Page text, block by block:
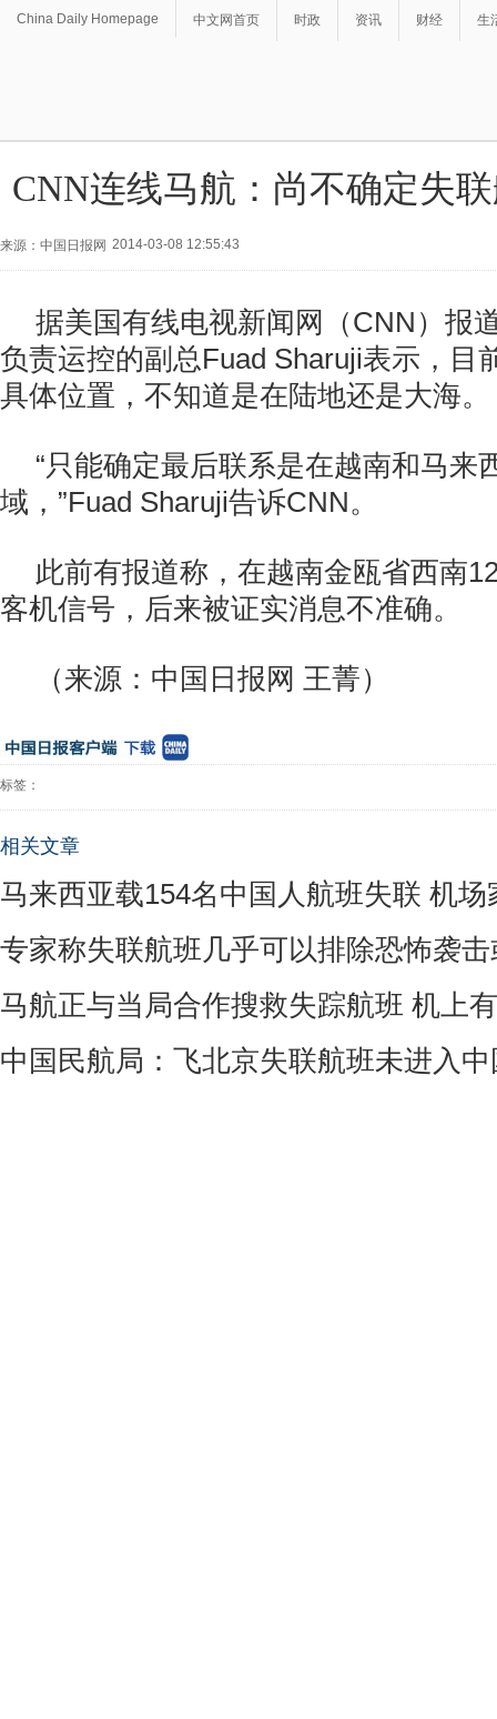
China Daily Homepage 中文网首页 时政 资讯 财经 生
CNN连线马航：尚不确定失
来源：中国日报网 2014-03-08 12:55:43
据美国有线电视新闻网（CNN）报
负责运控的副总Fuad Sharuji表示，目
具体位置，不知道是在陆地还是大海。
“只能确定最后联系是在越南和马来
域，”Fuad Sharuji告诉CNN。
此前有报道称，在越南金瓯省西南
客机信号，后来被证实消息不准确。
（来源：中国日报网 王菁）
标签：
相关文章
马来西亚载154名中国人航班失联 机
专家称失联航班几乎可以排除恐怖袭
马航正与当局合作搜救失踪航班 机上
中国民航局：飞北京失联航班未进入